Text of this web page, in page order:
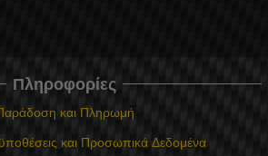
Πληροφορίες
και Πληρωμή
και Προσωπικά Δεδομένα